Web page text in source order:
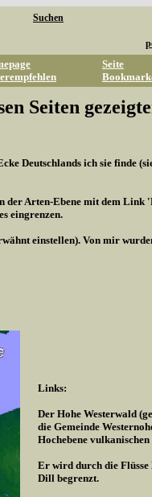
Suchen
Seite
Seiten
Deutschlands ich sie finde
der Arten-Ebene mit dem Link
eingrenzen.
einstellen). Von mir
Links:
Der Hohe Westerwald
die Gemeinde
Hochebene vulkanischen
Er wird durch die Flüsse
Dill begrenzt.